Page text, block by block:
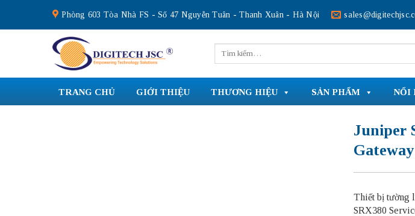
content
Phòng 603 Tòa Nhà FS - Số 47 Nguyễn Tuân - Thanh Xuân - Hà Nội
kiếm:
TRANG CHỦ GIỚI THIỆU THƯƠNG HIỆU SẢN PHẨM NỔI
Juniper
Thiết bị tường
SRX380